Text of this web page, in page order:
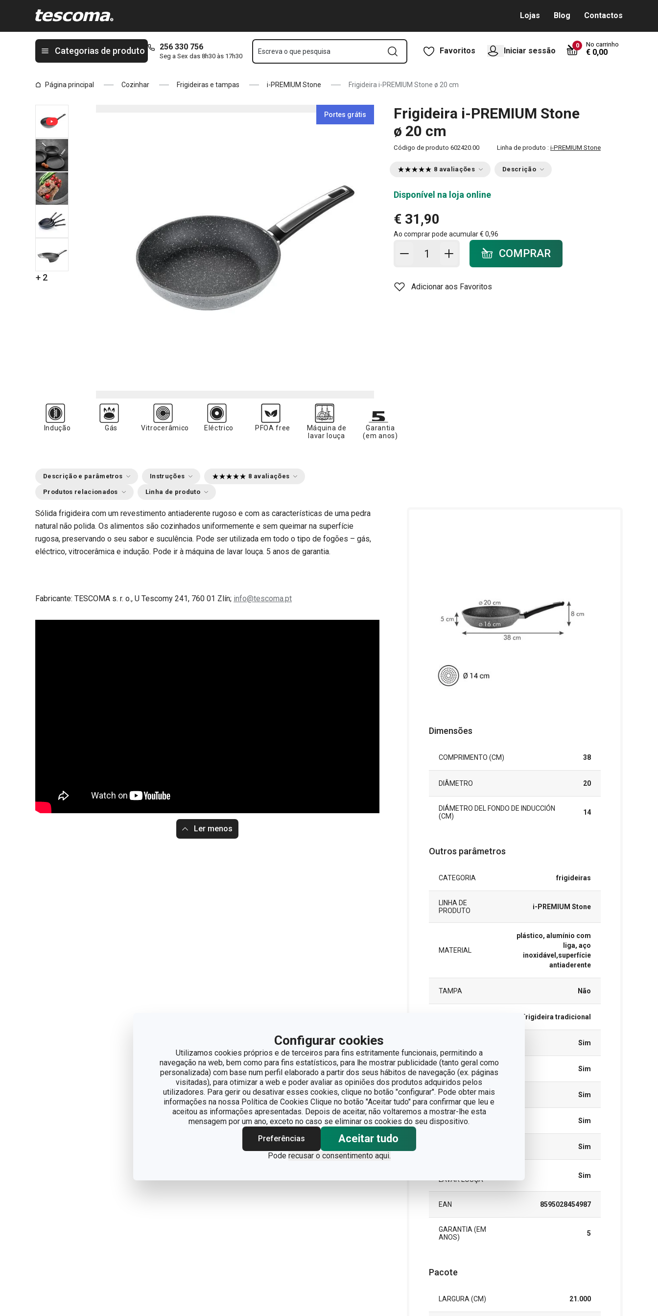
Configurar cookies
Utilizamos cookies próprios e de terceiros para fins estritamente funcionais, permitindo a
navegação na web, bem como para fins estatísticos, para lhe mostrar publicidade (tanto geral como
personalizada) com base num perfil elaborado a partir dos seus hábitos de navegação (ex. páginas
visitadas), para otimizar a web e poder avaliar as opiniões dos produtos adquiridos pelos
utilizadores. Para gerir ou desativar esses cookies, clique no botão "configurar". Pode obter mais
informações na nossa Política de Cookies Clique no botão "Aceitar tudo" para confirmar que leu e
aceitou as informações apresentadas. Depois de aceitar, não voltaremos a mostrar-lhe esta
mensagem por um ano, exceto no caso se eliminar os cookies do seu dispositivo.
Preferências
Aceitar tudo
Pode recusar o consentimento aqui.
Lojas Blog Contactos
Categorias de produto 256 330 756
Seg a Sex das 8h30 às 17h30
Escreva o que pesquisa Favoritos Iniciar sessão
0 No carrinho
€ 0,00
Página principal Cozinhar Frigideiras e tampas i-PREMIUM Stone Frigideira i-PREMIUM Stone ø 20 cm
+ 2
Portes grátis
Frigideira i-PREMIUM Stone
ø 20 cm
Código de produto 602420.00 Linha de produto : i-PREMIUM Stone
8 avaliações Descrição
Disponível na loja online
€ 31,90
Ao comprar pode acumular€ 0,96
Adicionar ao carrinho - quantidade
COMPRAR
Adicionar aos Favoritos
Indução Gás Vitrocerâmico Eléctrico PFOA free
Máquina de
lavar louça
Garantia
(em anos)
Descrição e parâmetros Instruções 8 avaliações
Produtos relacionados Linha de produto
Sólida frigideira com um revestimento antiaderente rugoso e com as características de uma pedra
natural não polida. Os alimentos são cozinhados uniformemente e sem queimar na superfície
rugosa, preservando o seu sabor e suculência. Pode ser utilizada em todo o tipo de fogões – gás,
eléctrico, vitrocerâmica e indução. Pode ir à máquina de lavar louça. 5 anos de garantia.
Fabricante: TESCOMA s. r. o., U Tescomy 241, 760 01 Zlín; info@tescoma.pt
Ler menos
Dimensões
COMPRIMENTO (CM) 38
DIÂMETRO 20
DIÁMETRO DEL FONDO DE INDUCCIÓN
(CM)
14
Outros parâmetros
CATEGORIA frigideiras
LINHA DE
PRODUTO
i-PREMIUM Stone
MATERIAL
plástico, alumínio com
liga, aço
inoxidável,superfície
antiaderente
TAMPA Não
Frigideira tradicional
Sim
GÁS Sim
VITROCERÂMICO Sim
ELÉCTRICO Sim
Sim
LAVAR LOUÇA
Sim
EAN 8595028454987
GARANTIA (EM
ANOS)
5
Pacote
LARGURA (CM) 21.000